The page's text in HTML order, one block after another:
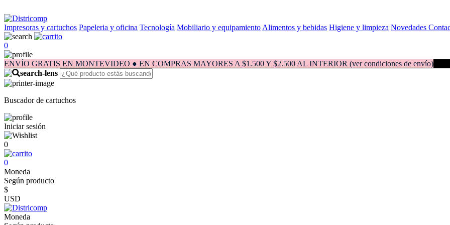
Impresoras y cartuchos Papeleria y oficina Tecnología Mobiliario y equipamiento Alimentos y bebidas Higiene y limpieza Novedades
0
ENVÍO GRATIS EN MONTEVIDEO ● EN COMPRAS MAYORES A $1.500 Y $2.500 AL INTERIOR (ver condiciones de envío)
Buscador de cartuchos
Iniciar sesión
0
0
Moneda
Según producto
$
USD
Moneda